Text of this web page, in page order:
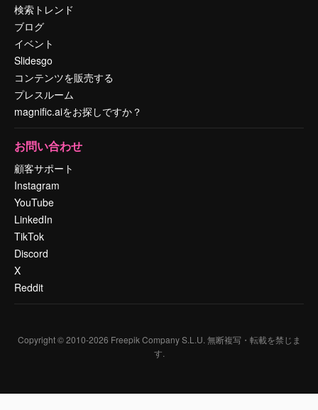
検索トレンド
ブログ
イベント
Slidesgo
コンテンツを販売する
プレスルーム
magnific.aiをお探しですか？
お問い合わせ
顧客サポート
Instagram
YouTube
LinkedIn
TikTok
Discord
X
Reddit
Copyright © 2010-2026 Freepik Company S.L.U. 無断複写・転載を禁じま
す.